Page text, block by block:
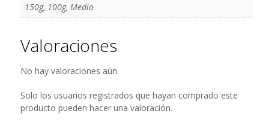
150g, 100g, Medio
Valoraciones
No hay valoraciones aún.
Solo los usuarios registrados que hayan comprado este
producto pueden hacer una valoración.